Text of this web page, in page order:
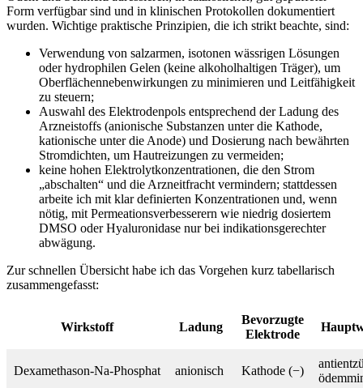
Form verfügbar sind und in klinischen Protokollen ‍dokumentiert
wurden. Wichtige praktische Prinzipien, ​die ‍ich​ strikt beachte, sind:
Verwendung von salzarmen,⁢ isotonen wässrigen Lösungen‍
oder hydrophilen Gelen (keine alkoholhaltigen Träger), um‌
Oberflächennebenwirkungen‍ zu minimieren und Leitfähigkeit⁢
zu steuern;
Auswahl des⁢ Elektrodenpols entsprechend der Ladung ‌des
Arzneistoffs (anionische⁢ Substanzen unter die Kathode,
kationische unter⁢ die Anode) und ⁢Dosierung nach bewährten
Stromdichten, um Hautreizungen‍ zu vermeiden;
keine hohen Elektrolytkonzentrationen, die den Strom
„abschalten“ und die Arzneitfracht vermindern; stattdessen
arbeite ich mit ‍klar definierten Konzentrationen und, wenn
‌nötig,‌ mit⁣ Permeationsverbesserern wie niedrig dosiertem
DMSO ‍oder Hyaluronidase nur bei indikationsgerechter
abwägung.
Zur schnellen ​Übersicht habe ich das Vorgehen kurz‍ tabellarisch
zusammengefasst:
Wirkstoff Ladung
Bevorzugte
Elektrode
Dexamethason‑Na‑Phosphat anionisch Kathode (−)